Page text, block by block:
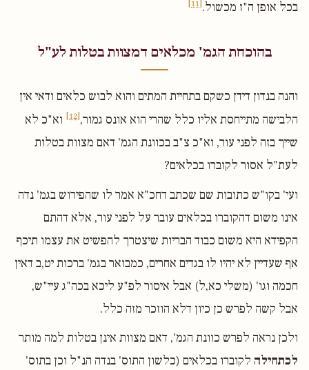
בכל אופן ה"ז מכשול.
בהוכחת הגמ' מכלאים דמצוות בטלות לע"ל
והנה בנדון דידן כשקם בתחיית המתים והוא לבוש כלאים ודאי אין
הלבישה מתייחסת אליו כלל שהרי הוא אונס גמור,[12]
וא"כ לא
שייך בזה לפני עור, וא"כ צ"ב בכוונת הגמ' דאם מצוות בטלות
לעת"ל אסור לקוברו בכלאים?
ועי' בקו"ש כתובות שם שכתב דחכ"א אמר לו שהפירוש בגמ' נדה
אינו משום דהקוברו בכלאים עובר על לפני עור, אלא דהתם
הקפידא היא משום כבוד הבריות שיצטרך להפשיט את עצמו תיכף
אף שעדיין לא יהיו לו בגדים אחרים, כמבואר בגמ' ברכות יט,ב דאין
חכמה וגו' (משלי כא,ל) אבל איסור לפ"ע ליכא בכה"ג עיי"ש,
אבל קשה לפרש כן כיון דלא הוזכר מזה כלל.
ולכן נראה לפרש כוונת הגמ', דאם מצוות אינן בטלות למה מותר
לכתחילה לקוברו בכלאים (כלשון התוס' בנדה הנ"ל וכן בתוס'